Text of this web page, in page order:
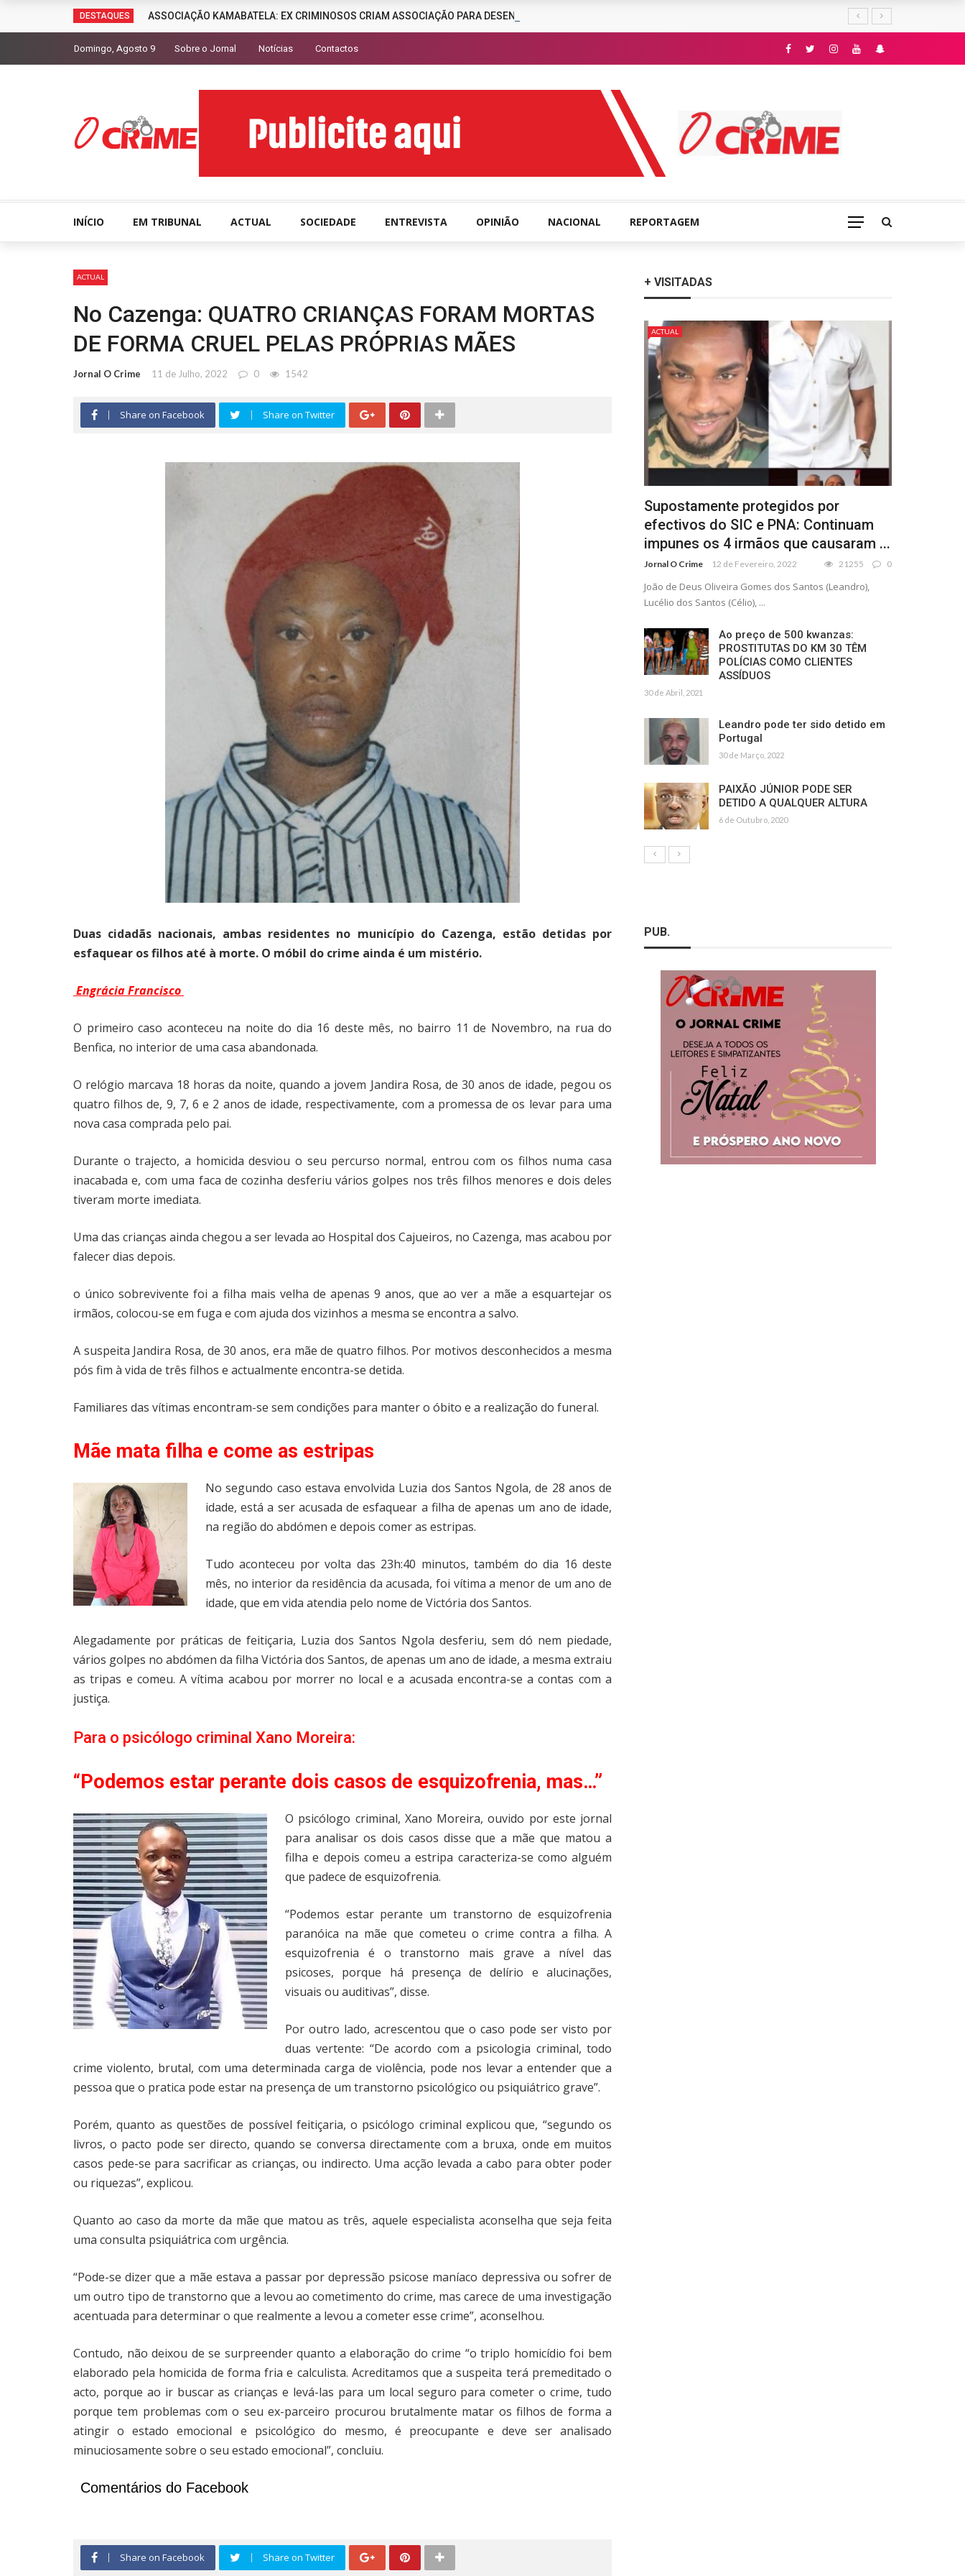
DESTAQUES ASSOCIAÇÃO KAMABATELA: EX CRIMINOSOS CRIAM ASSOCIAÇÃO PARA DESENCORAJAR A CRIMINALIDADE
Domingo, Agosto 9 Sobre o Jornal Notícias Contactos
INÍCIO EM TRIBUNAL ACTUAL SOCIEDADE ENTREVISTA OPINIÃO NACIONAL REPORTAGEM
ACTUAL
No Cazenga: QUATRO CRIANÇAS FORAM MORTAS
DE FORMA CRUEL PELAS PRÓPRIAS MÃES
Jornal O Crime 11 de Julho, 2022 0 1542
Share on Facebook Share on Twitter
Duas cidadãs nacionais, ambas residentes no município do Cazenga, estão detidas por
esfaquear os filhos até à morte. O móbil do crime ainda é um mistério.
Engrácia Francisco
O primeiro caso aconteceu na noite do dia 16 deste mês, no bairro 11 de Novembro, na rua do
Benfica, no interior de uma casa abandonada.
O relógio marcava 18 horas da noite, quando a jovem Jandira Rosa, de 30 anos de idade, pegou os
quatro filhos de, 9, 7, 6 e 2 anos de idade, respectivamente, com a promessa de os levar para uma
nova casa comprada pelo pai.
Durante o trajecto, a homicida desviou o seu percurso normal, entrou com os filhos numa casa
inacabada e, com uma faca de cozinha desferiu vários golpes nos três filhos menores e dois deles
tiveram morte imediata.
Uma das crianças ainda chegou a ser levada ao Hospital dos Cajueiros, no Cazenga, mas acabou por
falecer dias depois.
o único sobrevivente foi a filha mais velha de apenas 9 anos, que ao ver a mãe a esquartejar os
irmãos, colocou-se em fuga e com ajuda dos vizinhos a mesma se encontra a salvo.
A suspeita Jandira Rosa, de 30 anos, era mãe de quatro filhos. Por motivos desconhecidos a mesma
pós fim à vida de três filhos e actualmente encontra-se detida.
Familiares das vítimas encontram-se sem condições para manter o óbito e a realização do funeral.
Mãe mata filha e come as estripas
No segundo caso estava envolvida Luzia dos Santos Ngola, de 28 anos de
idade, está a ser acusada de esfaquear a filha de apenas um ano de idade,
na região do abdómen e depois comer as estripas.
Tudo aconteceu por volta das 23h:40 minutos, também do dia 16 deste
mês, no interior da residência da acusada, foi vítima a menor de um ano de
idade, que em vida atendia pelo nome de Victória dos Santos.
Alegadamente por práticas de feitiçaria, Luzia dos Santos Ngola desferiu, sem dó nem piedade,
vários golpes no abdómen da filha Victória dos Santos, de apenas um ano de idade, a mesma extraiu
as tripas e comeu. A vítima acabou por morrer no local e a acusada encontra-se a contas com a
justiça.
Para o psicólogo criminal Xano Moreira:
“Podemos estar perante dois casos de esquizofrenia, mas…”
O psicólogo criminal, Xano Moreira, ouvido por este jornal
para analisar os dois casos disse que a mãe que matou a
filha e depois comeu a estripa caracteriza-se como alguém
que padece de esquizofrenia.
“Podemos estar perante um transtorno de esquizofrenia
paranóica na mãe que cometeu o crime contra a filha. A
esquizofrenia é o transtorno mais grave a nível das
psicoses, porque há presença de delírio e alucinações,
visuais ou auditivas”, disse.
Por outro lado, acrescentou que o caso pode ser visto por
duas vertente: “De acordo com a psicologia criminal, todo
crime violento, brutal, com uma determinada carga de violência, pode nos levar a entender que a
pessoa que o pratica pode estar na presença de um transtorno psicológico ou psiquiátrico grave”.
Porém, quanto as questões de possível feitiçaria, o psicólogo criminal explicou que, “segundo os
livros, o pacto pode ser directo, quando se conversa directamente com a bruxa, onde em muitos
casos pede-se para sacrificar as crianças, ou indirecto. Uma acção levada a cabo para obter poder
ou riquezas”, explicou.
Quanto ao caso da morte da mãe que matou as três, aquele especialista aconselha que seja feita
uma consulta psiquiátrica com urgência.
“Pode-se dizer que a mãe estava a passar por depressão psicose maníaco depressiva ou sofrer de
um outro tipo de transtorno que a levou ao cometimento do crime, mas carece de uma investigação
acentuada para determinar o que realmente a levou a cometer esse crime”, aconselhou.
Contudo, não deixou de se surpreender quanto a elaboração do crime “o triplo homicídio foi bem
elaborado pela homicida de forma fria e calculista. Acreditamos que a suspeita terá premeditado o
acto, porque ao ir buscar as crianças e levá-las para um local seguro para cometer o crime, tudo
porque tem problemas com o seu ex-parceiro procurou brutalmente matar os filhos de forma a
atingir o estado emocional e psicológico do mesmo, é preocupante e deve ser analisado
minuciosamente sobre o seu estado emocional”, concluiu.
Comentários do Facebook
Share on Facebook Share on Twitter
+ VISITADAS
ACTUAL
Supostamente protegidos por
efectivos do SIC e PNA: Continuam
impunes os 4 irmãos que causaram ...
Jornal O Crime 12 de Fevereiro, 2022 21255 0
João de Deus Oliveira Gomes dos Santos (Leandro),
Lucélio dos Santos (Célio), ...
Ao preço de 500 kwanzas:
PROSTITUTAS DO KM 30 TÊM
POLÍCIAS COMO CLIENTES
ASSÍDUOS
30 de Abril, 2021
Leandro pode ter sido detido em
Portugal
30 de Março, 2022
PAIXÃO JÚNIOR PODE SER
DETIDO A QUALQUER ALTURA
6 de Outubro, 2020
PUB.